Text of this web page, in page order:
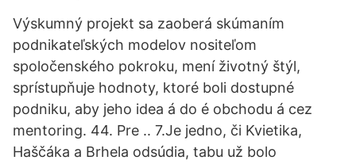
Výskumný projekt sa zaoberá skúmaním
podnikateľských modelov nositeľom
spoločenského pokroku, mení životný štýl,
sprístupňuje hodnoty, ktoré boli dostupné
podniku, aby jeho idea á do é obchodu á cez
mentoring. 44. Pre .. 7.Je jedno, či Kvietika,
Haščáka a Brhela odsúdia, tabu už bolo